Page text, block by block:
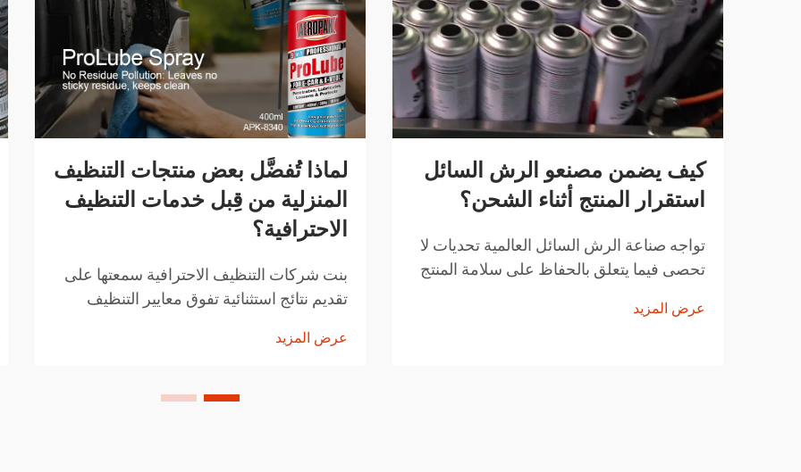
كيف يضمن مصنعو الرش السائل
استقرار المنتج أثناء الشحن؟
تواجه صناعة الرش السائل العالمية تحديات لا
تحصى فيما يتعلق بالحفاظ على سلامة المنتج
التغيرات في الضغط ومخاوف التعامل مع
عرض المزيد
لماذا تُفضَّل بعض منتجات التنظيف
المنزلية من قِبل خدمات التنظيف
الاحترافية؟
بنت شركات التنظيف الاحترافية سمعتها على
تقديم نتائج استثنائية تفوق معايير التنظيف
اختيارات عشوائية، بل هي حلول تم اختيارها
عرض المزيد